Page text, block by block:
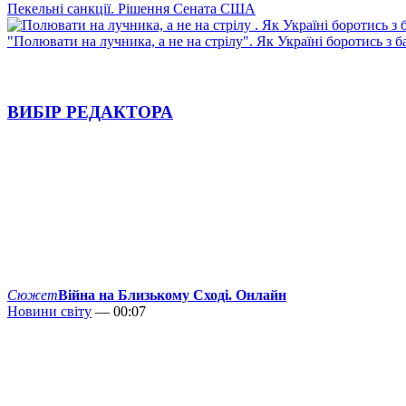
Пекельні санкції. Рішення Сената США
"Полювати на лучника, а не на стрілу". Як Україні боротись з
ВИБІР РЕДАКТОРА
СюжетВійна на Близькому Сході. Онлайн
Новини світу — 00:07